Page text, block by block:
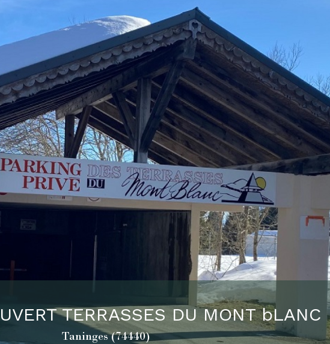
TERRASSES DU MONT bLANC
Taninges (74440)